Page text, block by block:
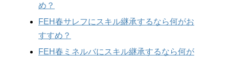
め？
FEH春サレフにスキル継承するなら何がお
すすめ？
FEH春ミネルバにスキル継承するなら何が